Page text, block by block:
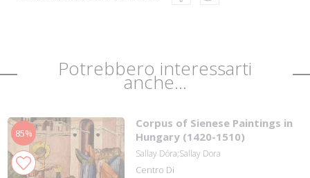
Potrebbero interessarti
anche...
85%
Corpus of Sienese Paintings in
Hungary (1420-1510)
Sallay Dóra;Sallay Dora
Centro Di